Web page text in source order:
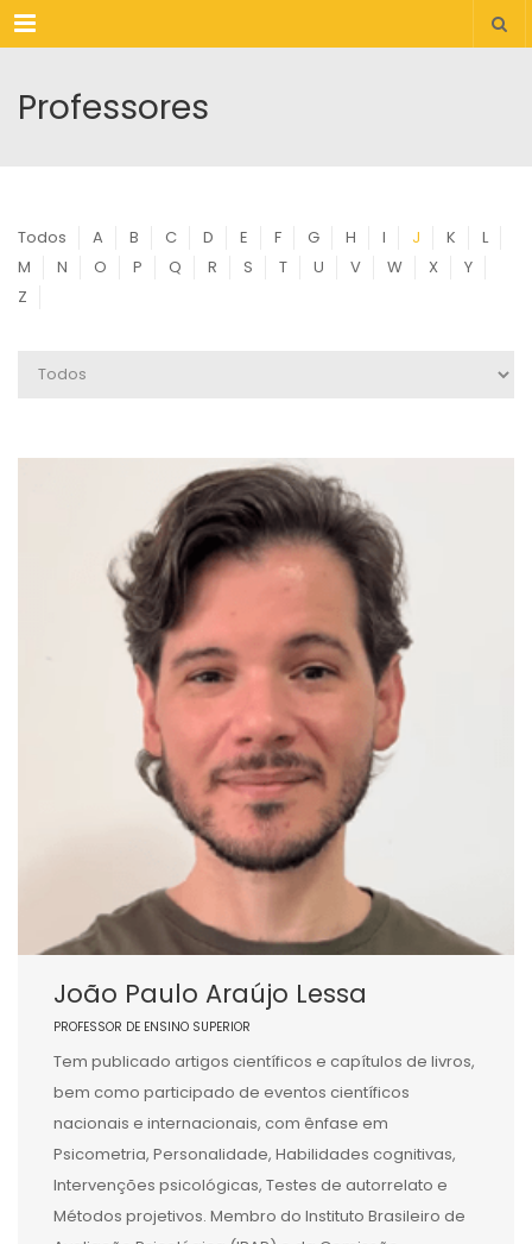
Menu
Professores
Todos A B C D E F G H I J K
L
M
N O P Q R S T U V W X
Y
Z
João Paulo Araújo Lessa
PROFESSOR DE ENSINO SUPERIOR
Tem publicado artigos científicos e capítulos de livros,
bem como participado de eventos científicos
nacionais e internacionais, com ênfase em
Psicometria, Personalidade, Habilidades cognitivas,
Intervenções psicológicas, Testes de autorrelato e
Métodos projetivos. Membro do Instituto Brasileiro de